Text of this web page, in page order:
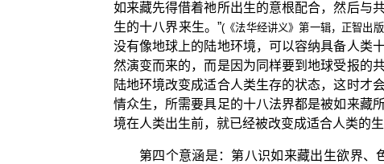
如来藏先得借着祂所出生的意根配合，然后与
生的十八界来生。”(《法华经讲义》第一辑，正智出
没有像地球上的陆地环境，可以容纳具备人类
然演变而来的，而是因为同样要到地球受报的
陆地环境改变成适合人类生存的状态，这时才
情众生，所需要具足的十八法界都是被如来藏
境在人类出生前，就已经被改变成适合人类的
第四个意涵是：第八识如来藏出生欲界